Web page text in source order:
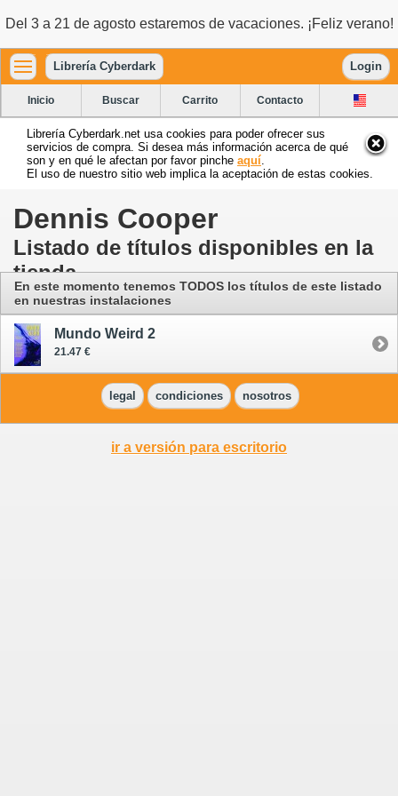
Del 3 a 21 de agosto estaremos de vacaciones. ¡Feliz verano!
Librería Cyberdark Login
Inicio Buscar Carrito Contacto
Librería Cyberdark.net usa cookies para poder ofrecer sus
servicios de compra. Si desea más información acerca de qué
son y en qué le afectan por favor pinche aquí
El uso de nuestro sitio web implica la aceptación de estas cookies.
Dennis Cooper
Listado de títulos disponibles en la
tienda
En este momento tenemos TODOS los títulos de este listado
en nuestras instalaciones
Mundo Weird 2
21.47 €
legal condiciones nosotros
ir a versión para escritorio